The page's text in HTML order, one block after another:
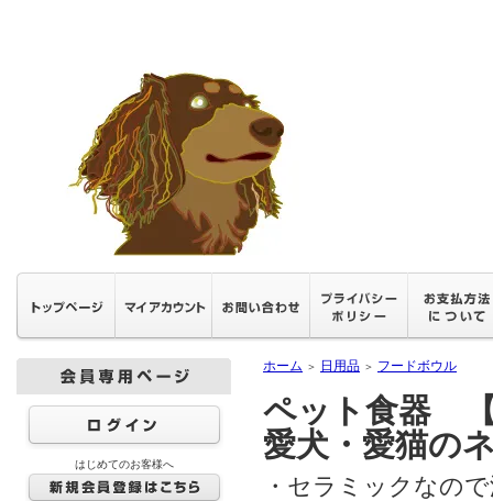
はじめてのお客様へ
ホーム ＞ 日用品 ＞ フードボウル
ペット食器
愛犬・愛猫の
・セラミックなの